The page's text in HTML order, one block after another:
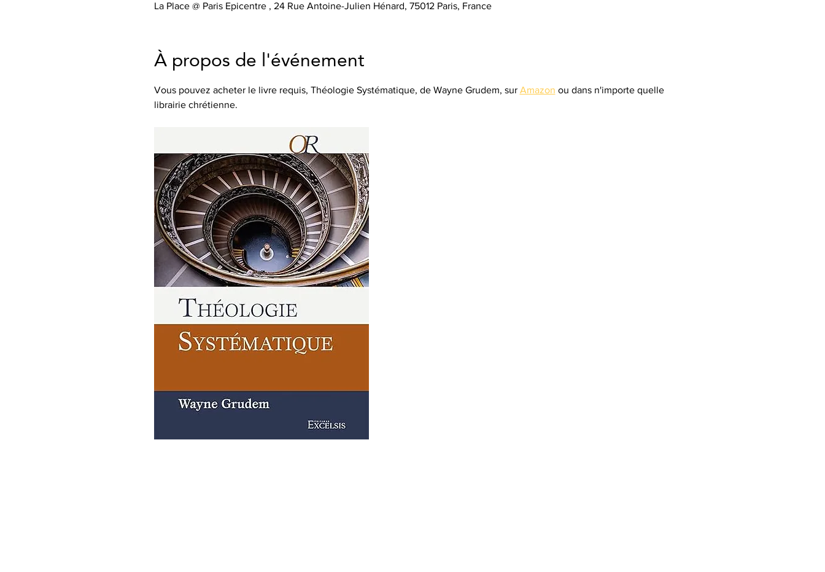
La Place @ Paris Epicentre , 24 Rue Antoine-Julien Hénard, 75012 Paris, France
À propos de l'événement
Vous pouvez acheter le livre requis, Théologie Systématique, de Wayne Grudem, sur Amazon ou dans n'importe quelle
librairie chrétienne.